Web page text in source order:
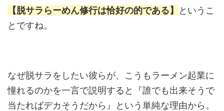
【脱サラらーめん修行は恰好の的である】
というこ
とですね。
なぜ脱サラをしたい彼らが、こうもラーメン起業に
憧れるのかを一言で説明すると『誰でも出来そうで
当たればデカそうだから』という単純な理由から。